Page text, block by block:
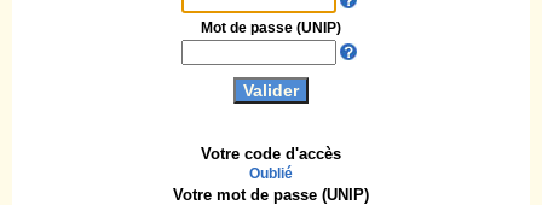
Votre code d'accès
Oublié
Mot de passe (UNIP)
Votre mot de passe (UNIP)